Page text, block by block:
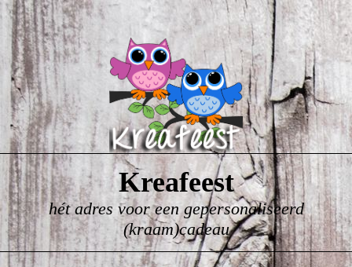
Kreafeest
hét adres voor een gepersonaliseerd
(kraam)cadeau